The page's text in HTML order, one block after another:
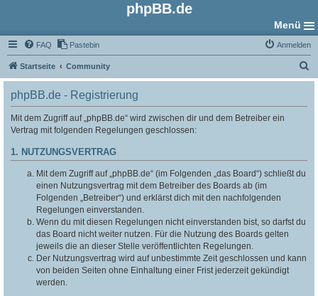
phpBB.de
Menü
FAQ Pastebin Anmelden
Startseite Community
u
phpBB.de - Registrierung
Mit dem Zugriff auf „phpBB.de“ wird zwischen dir und dem Betreiber ein
Vertrag mit folgenden Regelungen geschlossen:
1. NUTZUNGSVERTRAG
Mit dem Zugriff auf „phpBB.de“ (im Folgenden „das Board“) schließt du
einen Nutzungsvertrag mit dem Betreiber des Boards ab (im
Folgenden „Betreiber“) und erklärst dich mit den nachfolgenden
Regelungen einverstanden.
Wenn du mit diesen Regelungen nicht einverstanden bist, so darfst du
das Board nicht weiter nutzen. Für die Nutzung des Boards gelten
jeweils die an dieser Stelle veröffentlichten Regelungen.
Der Nutzungsvertrag wird auf unbestimmte Zeit geschlossen und kann
von beiden Seiten ohne Einhaltung einer Frist jederzeit gekündigt
werden.